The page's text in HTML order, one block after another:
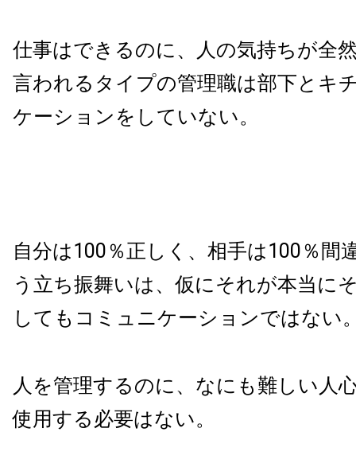
仕事はできるのに、人の気持ちが全
言われるタイプの管理職は部下とキ
ケーションをしていない。
自分は100％正しく、相手は100％間
う立ち振舞いは、仮にそれが本当に
してもコミュニケーションではない
人を管理するのに、なにも難しい人
使用する必要はない。